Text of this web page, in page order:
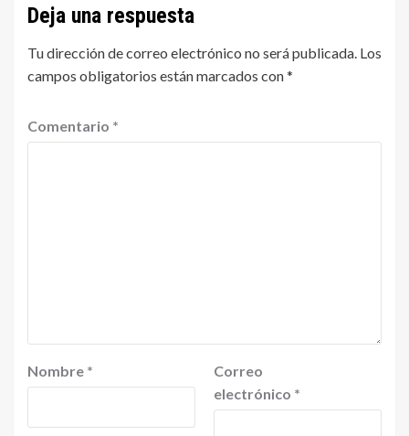
Deja una respuesta
Tu dirección de correo electrónico no será publicada. Los
campos obligatorios están marcados con*
Comentario *
Nombre *
Correo
electrónico *